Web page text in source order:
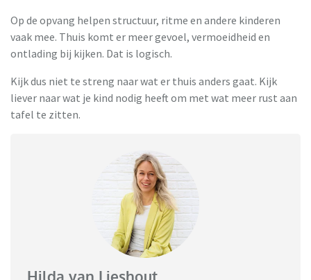
Op de opvang helpen structuur, ritme en andere kinderen
vaak mee. Thuis komt er meer gevoel, vermoeidheid en
ontlading bij kijken. Dat is logisch.
Kijk dus niet te streng naar wat er thuis anders gaat. Kijk
liever naar wat je kind nodig heeft om met wat meer rust aan
tafel te zitten.
Hilda van Lieshout